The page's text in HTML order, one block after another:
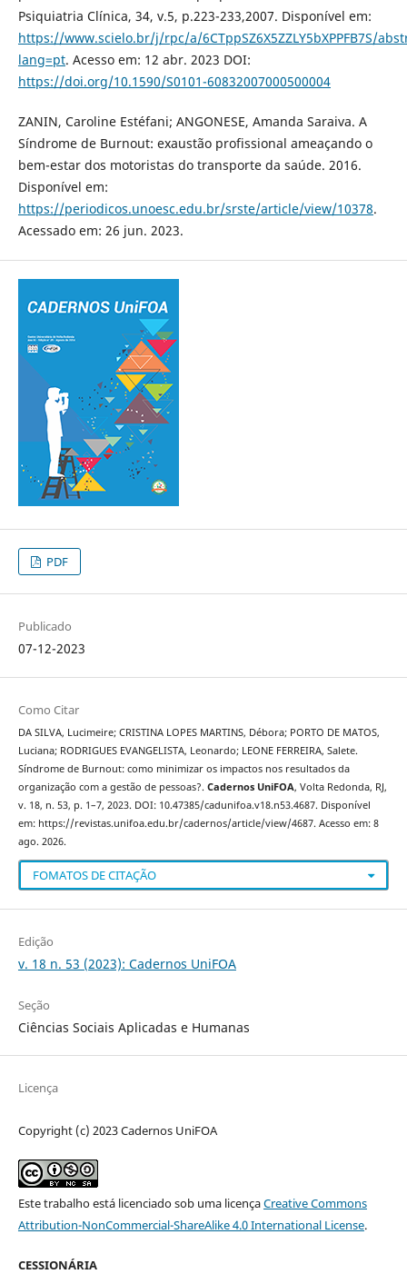
Psiquiatria Clínica, 34, v.5, p.223-233,2007. Disponível em:
https://www.scielo.br/j/rpc/a/6CTppSZ6X5ZZLY5bXPPFB7S/
lang=pt. Acesso em: 12 abr. 2023 DOI:
https://doi.org/10.1590/S0101-60832007000500004
ZANIN, Caroline Estéfani; ANGONESE, Amanda Saraiva. A
Síndrome de Burnout: exaustão profissional ameaçando o
bem-estar dos motoristas do transporte da saúde. 2016.
Disponível em:
https://periodicos.unoesc.edu.br/srste/article/view/10378.
Acessado em: 26 jun. 2023.
PDF
Publicado
07-12-2023
Como Citar
DA SILVA, Lucimeire; CRISTINA LOPES MARTINS, Débora; PORTO DE MATOS,
Luciana; RODRIGUES EVANGELISTA, Leonardo; LEONE FERREIRA, Salete.
Síndrome de Burnout: como minimizar os impactos nos resultados da
organização com a gestão de pessoas?. Cadernos UniFOA, Volta Redonda, RJ,
v. 18, n. 53, p. 1–7, 2023. DOI: 10.47385/cadunifoa.v18.n53.4687. Disponível
em: https://revistas.unifoa.edu.br/cadernos/article/view/4687. Acesso em: 8
ago. 2026.
FOMATOS DE CITAÇÃO
Edição
v. 18 n. 53 (2023): Cadernos UniFOA
Seção
Ciências Sociais Aplicadas e Humanas
Licença
Copyright (c) 2023 Cadernos UniFOA
Este trabalho está licenciado sob uma licençaCreative Commons
Attribution-NonCommercial-ShareAlike 4.0 International License.
CESSIONÁRIA